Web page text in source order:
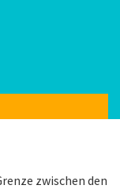
zwischen den